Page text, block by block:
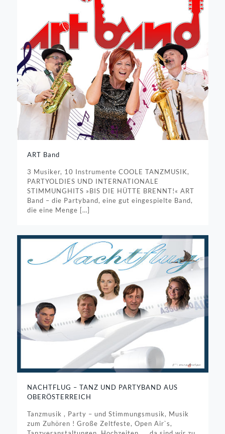
ART Band
3 Musiker, 10 Instrumente COOLE TANZMUSIK,
PARTYOLDIES UND INTERNATIONALE
STIMMUNGHITS »BIS DIE HÜTTE BRENNT!« ART
Band – die Partyband, eine gut eingespielte Band,
die eine Menge […]
NACHTFLUG – TANZ UND PARTYBAND AUS
OBERÖSTERREICH
Tanzmusik , Party – und Stimmungsmusik, Musik
zum Zuhören ! Große Zeltfeste, Open Air`s,